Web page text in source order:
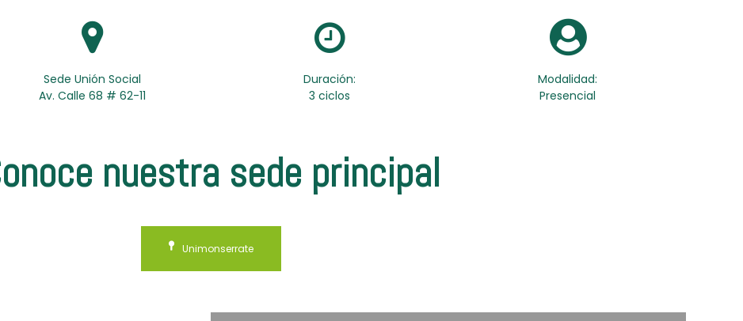
Sede Unión Social
Av. Calle 68 # 62-11
Duración:
3 ciclos
Modalidad:
Presencial
nuestra sede principal
Unimonserrate